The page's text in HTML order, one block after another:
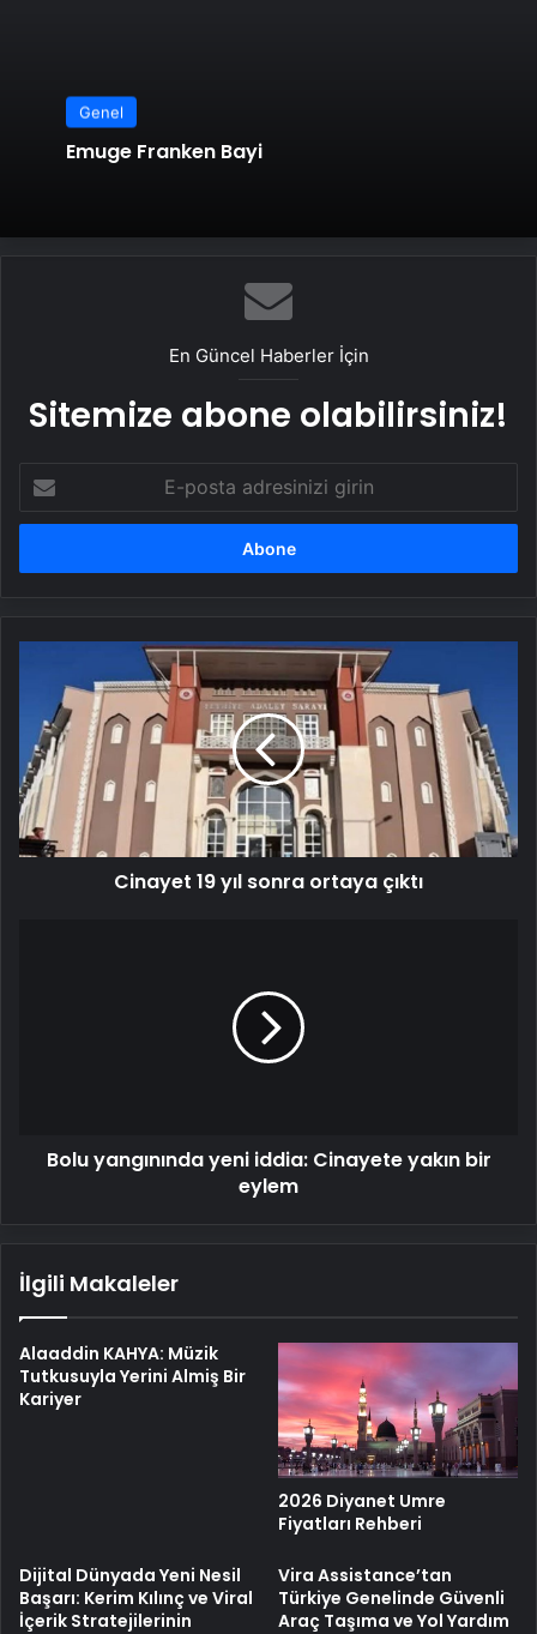
Genel
Emuge Franken Bayi
En Güncel Haberler İçin
Sitemize abone olabilirsiniz!
posta
adresinizi
sonra
ortaya
çıktı
Cinayet 19 yıl sonra ortaya çıktı
Bolu yangınında yeni iddia: Cinayete yakın bir
eylem
İlgili Makaleler
Alaaddin KAHYA: Müzik
Tutkusuyla Yerini Almiş Bir
Kariyer
2026 Diyanet Umre
Fiyatları Rehberi
Dijital Dünyada Yeni Nesil
Başarı: Kerim Kılınç ve Viral
İçerik Stratejilerinin
Vira Assistance’tan
Türkiye Genelinde Güvenli
Araç Taşıma ve Yol Yardım